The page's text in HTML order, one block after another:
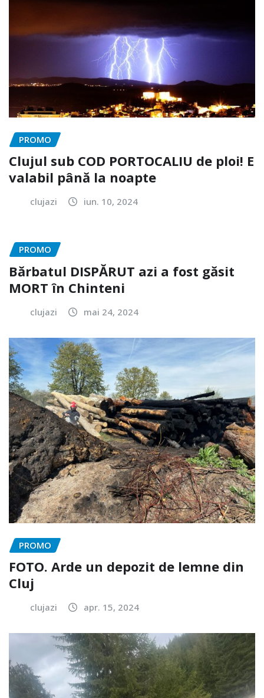
PROMO
Clujul sub COD PORTOCALIU de ploi! E
valabil până la noapte
clujazi iun. 10, 2024
PROMO
Bărbatul DISPĂRUT azi a fost găsit
MORT în Chinteni
clujazi mai 24, 2024
PROMO
FOTO. Arde un depozit de lemne din
Cluj
clujazi apr. 15, 2024